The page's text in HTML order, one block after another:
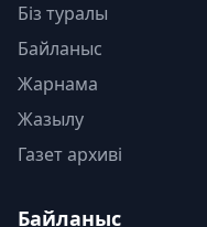
Біз туралы
Байланыс
Жарнама
Жазылу
Газет архиві
Байланыс